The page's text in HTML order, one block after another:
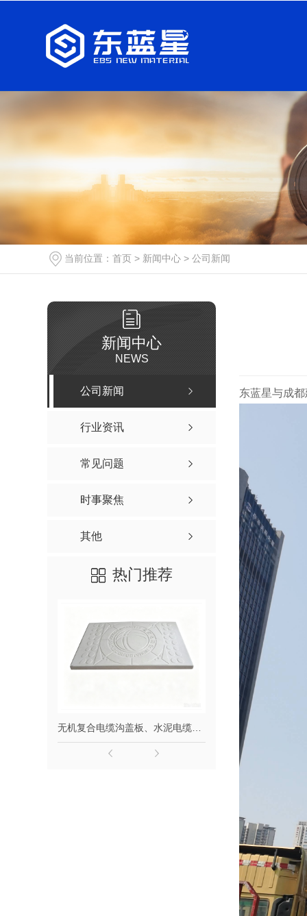
当前位置： 首页 > 新闻中心 > 公司新闻
新闻中心
NEWS
公司新闻
行业资讯
常见问题
时事聚焦
其他
热门推荐
超 高 韧性混
东蓝星与成